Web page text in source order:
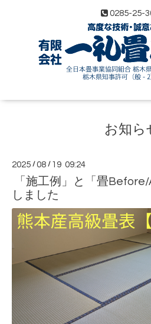
0285-25-
お知ら
2025 /08 / 19 09:24
「施工例」と「畳
しました